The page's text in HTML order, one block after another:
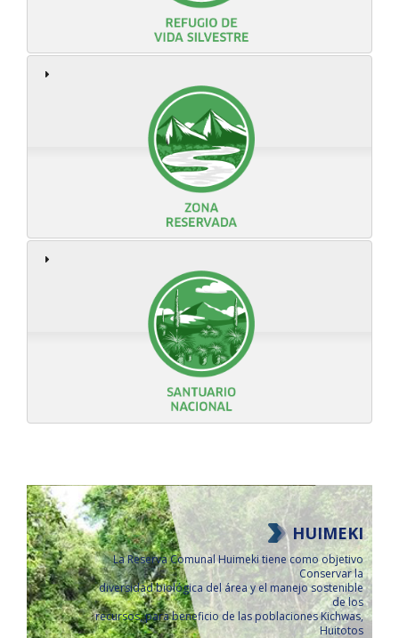
HUIMEKI
La Reserva Comunal Huimeki tiene como objetivo
Conservar la
diversidad biológica del área y el manejo sostenible
de los
recursos, para beneficio de las poblaciones Kichwas,
Huitotos